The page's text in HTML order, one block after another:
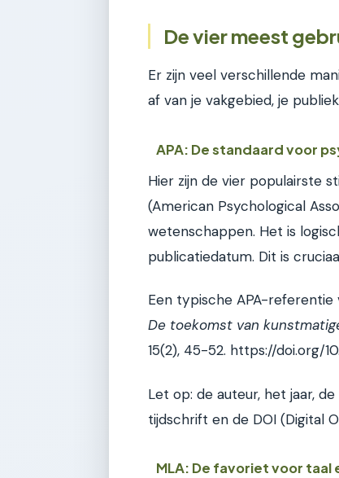
De vier meest
Er zijn veel verschillende
af van je vakgebied, je
APA: De standaard voor
Hier zijn de vier populairste
(American Psychological
wetenschappen. Het is
publicatiedatum. Dit is
Een typische APA-referentie
De toekomst van
15(2), 45-52. https://doi.org/
Let op: de auteur, het jaar,
tijdschrift en de DOI (Digital
MLA: De favoriet voor taal